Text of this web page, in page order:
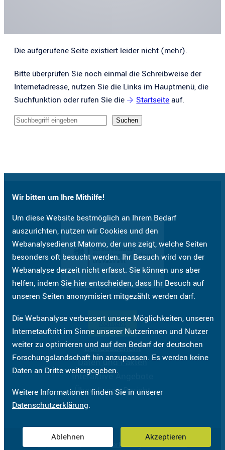
Wir bitten um Ihre Mithilfe!
Um diese Website bestmöglich an Ihrem Bedarf
auszurichten, nutzen wir Cookies und den
Webanalysedienst Matomo, der uns zeigt, welche Seiten
besonders oft besucht werden. Ihr Besuch wird von der
Webanalyse derzeit nicht erfasst. Sie können uns aber
helfen, indem Sie hier entscheiden, dass Ihr Besuch auf
unseren Seiten anonymisiert mitgezählt werden darf.
Die Webanalyse verbessert unsere Möglichkeiten, unseren
Internetauftritt im Sinne unserer Nutzerinnen und Nutzer
weiter zu optimieren und auf den Bedarf der deutschen
Forschungslandschaft hin anzupassen. Es werden keine
Daten an Dritte weitergegeben.
Weitere Informationen finden Sie in unserer
Datenschutzerklärung.
Ablehnen Akzeptieren
Die aufgerufene Seite existiert leider nicht (mehr).
Bitte überprüfen Sie noch einmal die Schreibweise der
Internetadresse, nutzen Sie die Links im Hauptmenü, die
Suchfunktion oder rufen Sie die
Startseiteauf.
Sucheingabe
Suchen
Kontakt
Bundesbericht
Daten und Fakten
Interaktive Angebote
Über diesen Bericht
ImpressumDatenschutzerklärungBarrierefreiheit